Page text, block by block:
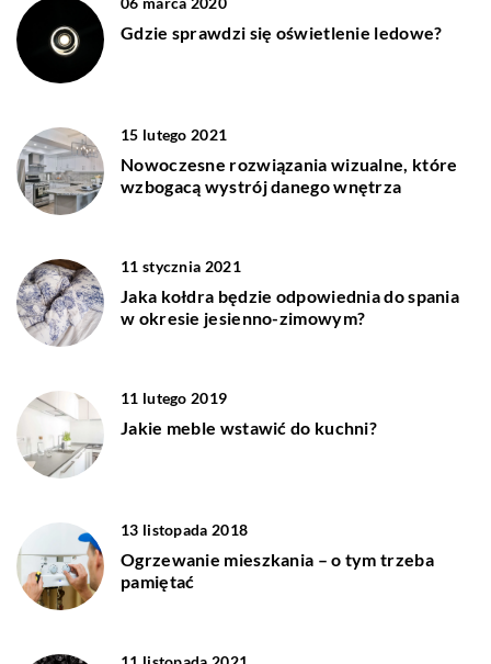
Gdzie sprawdzi się oświetlenie ledowe?
15 lutego 2021
Nowoczesne rozwiązania wizualne, które
wzbogacą wystrój danego wnętrza
11 stycznia 2021
Jaka kołdra będzie odpowiednia do spania
w okresie jesienno-zimowym?
11 lutego 2019
Jakie meble wstawić do kuchni?
13 listopada 2018
Ogrzewanie mieszkania – o tym trzeba
pamiętać